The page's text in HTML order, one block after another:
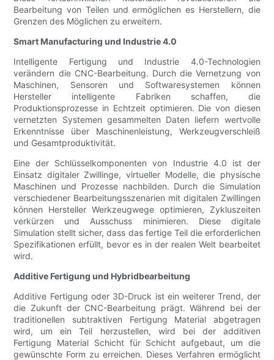
Bearbeitung von Teilen und ermöglichen es Herstellern, die
Grenzen des Möglichen zu erweitern.
Smart Manufacturing und Industrie 4.0
Intelligente Fertigung und Industrie 4.0-Technologien
verändern die CNC-Bearbeitung. Durch die Vernetzung von
Maschinen, Sensoren und Softwaresystemen können
Hersteller intelligente Fabriken schaffen, die
Produktionsprozesse in Echtzeit optimieren. Die von diesen
vernetzten Systemen gesammelten Daten liefern wertvolle
Erkenntnisse über Maschinenleistung, Werkzeugverschleiß
und Gesamtproduktivität.
Eine der Schlüsselkomponenten von Industrie 4.0 ist der
Einsatz digitaler Zwillinge, virtueller Modelle, die physische
Maschinen und Prozesse nachbilden. Durch die Simulation
verschiedener Bearbeitungsszenarien mit digitalen Zwillingen
können Hersteller Werkzeugwege optimieren, Zykluszeiten
verkürzen und Ausschuss minimieren. Diese digitale
Simulation stellt sicher, dass das fertige Teil die erforderlichen
Spezifikationen erfüllt, bevor es in der realen Welt bearbeitet
wird.
Additive Fertigung und Hybridbearbeitung
Additive Fertigung oder 3D-Druck ist ein weiterer Trend, der
die Zukunft der CNC-Bearbeitung prägt. Während bei der
traditionellen subtraktiven Fertigung Material abgetragen
wird, um ein Teil herzustellen, wird bei der additiven
Fertigung Material Schicht für Schicht aufgebaut, um die
gewünschte Form zu erreichen. Dieses Verfahren ermöglicht